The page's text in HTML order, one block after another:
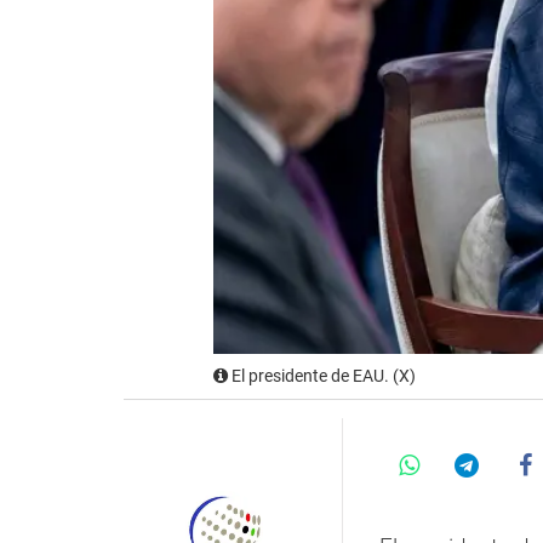
El presidente de EAU. (X)